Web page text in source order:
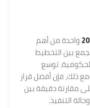
واحدة من أهم
بين التخطيط
الحكومية، توسع
ذلك، فإن أفضل قرار
مقارنة دقيقة بين
التنفيذ.